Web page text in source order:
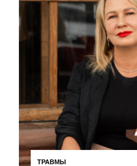
ТРАВМЫ